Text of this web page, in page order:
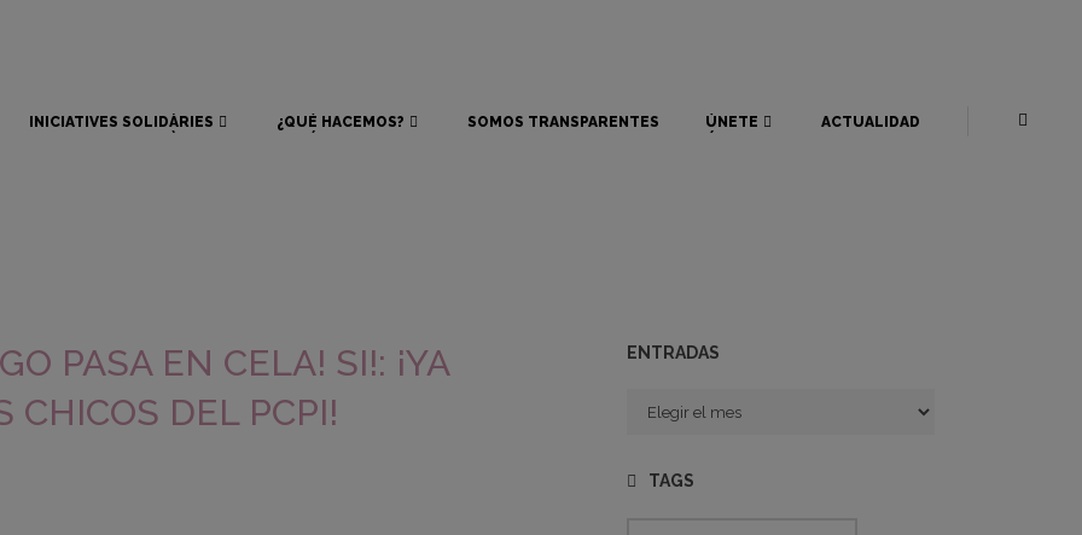
INICIATIVES SOLIDÀRIES
¿QUÉ HACEMOS?
SOMOS TRANSPARENTES
ÚNETE
ACTUALIDAD
PASA EN CELA! SI!: ¡YA
CHICOS DEL PCPI!
ENTRADAS
Entradas
TAGS